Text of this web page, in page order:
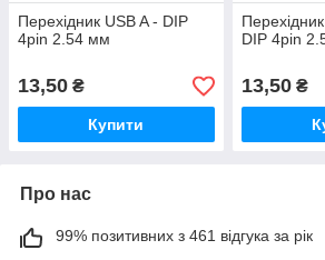
Перехідник USB A - DIP
4pin 2.54 мм
13,50 ₴
Купити
DIP 4pin
13,50₴
Про нас
99% позитивних з 461 відгука за рік